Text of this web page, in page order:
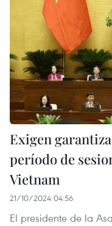
Exigen
período de
Vietnam
21/10/2024 04:56
El presidente de la